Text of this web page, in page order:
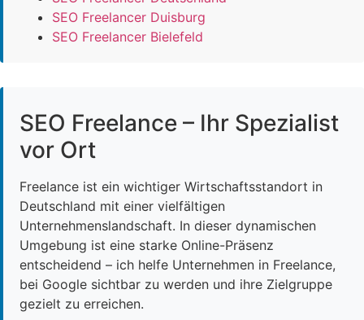
SEO Freelancer Duisburg
SEO Freelancer Bielefeld
SEO Freelance – Ihr Spezialist
vor Ort
Freelance ist ein wichtiger Wirtschaftsstandort in
Deutschland mit einer vielfältigen
Unternehmenslandschaft. In dieser dynamischen
Umgebung ist eine starke Online-Präsenz
entscheidend – ich helfe Unternehmen in Freelance,
bei Google sichtbar zu werden und ihre Zielgruppe
gezielt zu erreichen.